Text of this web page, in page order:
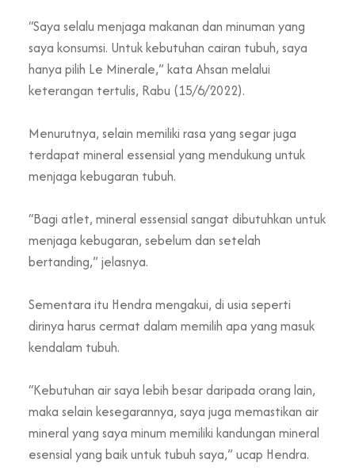
“Saya selalu menjaga makanan dan minuman yang
saya konsumsi. Untuk kebutuhan cairan tubuh, saya
hanya pilih Le Minerale,” kata Ahsan melalui
keterangan tertulis, Rabu (15/6/2022).
Menurutnya, selain memiliki rasa yang segar juga
terdapat mineral essensial yang mendukung untuk
menjaga kebugaran tubuh.
“Bagi atlet, mineral essensial sangat dibutuhkan untuk
menjaga kebugaran, sebelum dan setelah
bertanding,” jelasnya.
Sementara itu Hendra mengakui, di usia seperti
dirinya harus cermat dalam memilih apa yang masuk
kendalam tubuh.
“Kebutuhan air saya lebih besar daripada orang lain,
maka selain kesegarannya, saya juga memastikan air
mineral yang saya minum memiliki kandungan mineral
esensial yang baik untuk tubuh saya,” ucap Hendra.